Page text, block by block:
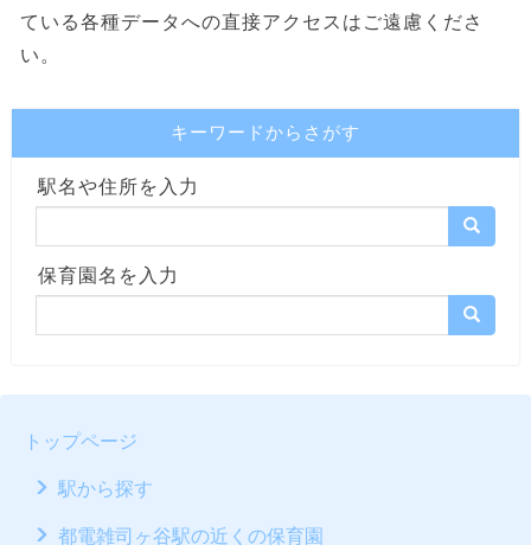
ている各種データへの直接アクセスはご遠慮くださ
い。
キーワードからさがす
駅名や住所を入力
保育園名を入力
トップページ
駅から探す
都電雑司ヶ谷駅の近くの保育園